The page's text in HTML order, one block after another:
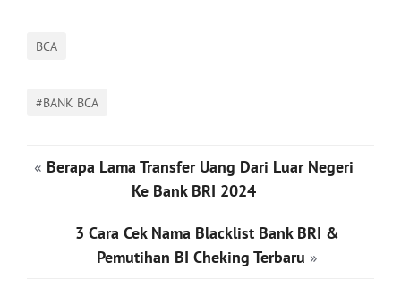
BCA
#BANK BCA
« Berapa Lama Transfer Uang Dari Luar Negeri
Ke Bank BRI 2024
3 Cara Cek Nama Blacklist Bank BRI &
Pemutihan BI Cheking Terbaru »